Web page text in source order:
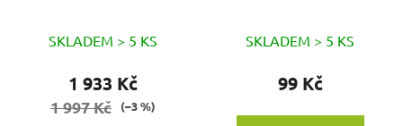
SKLADEM > 5 KS
1 933 Kč
1 997 Kč (–3 %)
SKLADEM > 5 KS
99 Kč